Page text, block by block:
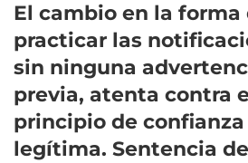
El cambio en la forma
practicar las
sin ninguna
previa, atenta contra
principio de confianza
legítima. Sentencia